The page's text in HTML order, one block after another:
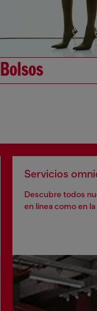
Bolsos
Servicios
Descubre todos
en línea como en